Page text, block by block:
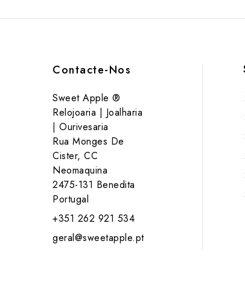
Contacte-Nos
Sweet Apple ®
Relojoaria | Joalharia
| Ourivesaria
Rua Monges De
Cister, CC
Neomaquina
2475-131 Benedita
Portugal
+351 262 921 534
geral@sweetapple.pt